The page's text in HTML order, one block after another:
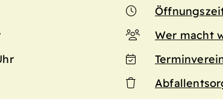
Wer macht